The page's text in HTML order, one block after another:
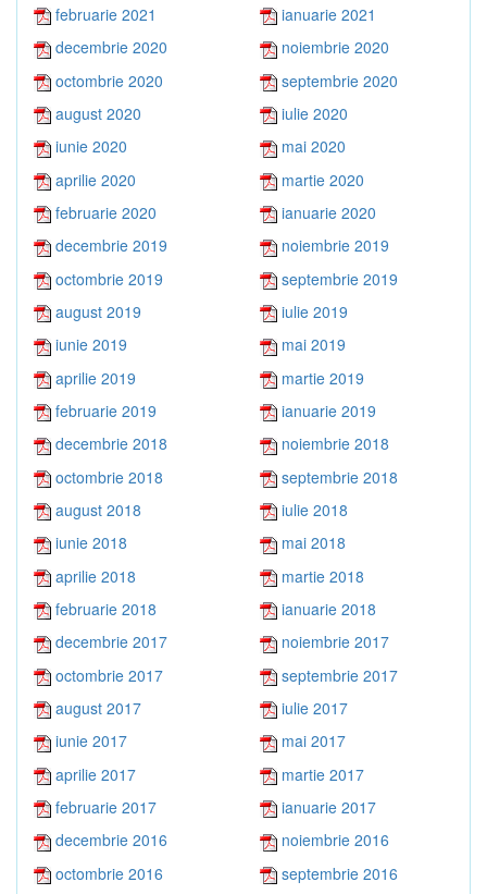
februarie 2021
ianuarie 2021
decembrie 2020
noiembrie 2020
octombrie 2020
septembrie 2020
august 2020
iulie 2020
iunie 2020
mai 2020
aprilie 2020
martie 2020
februarie 2020
ianuarie 2020
decembrie 2019
noiembrie 2019
octombrie 2019
septembrie 2019
august 2019
iulie 2019
iunie 2019
mai 2019
aprilie 2019
martie 2019
februarie 2019
ianuarie 2019
decembrie 2018
noiembrie 2018
octombrie 2018
septembrie 2018
august 2018
iulie 2018
iunie 2018
mai 2018
aprilie 2018
martie 2018
februarie 2018
ianuarie 2018
decembrie 2017
noiembrie 2017
octombrie 2017
septembrie 2017
august 2017
iulie 2017
iunie 2017
mai 2017
aprilie 2017
martie 2017
februarie 2017
ianuarie 2017
decembrie 2016
noiembrie 2016
octombrie 2016
septembrie 2016